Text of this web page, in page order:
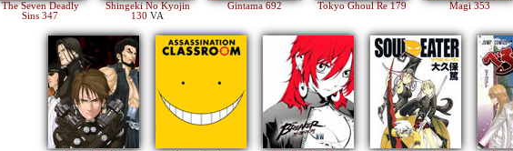
The Seven Deadly
Sins 347
Shingeki No Kyojin
130 VA
Gintama 692 Tokyo Ghoul Re 179 Magi 353